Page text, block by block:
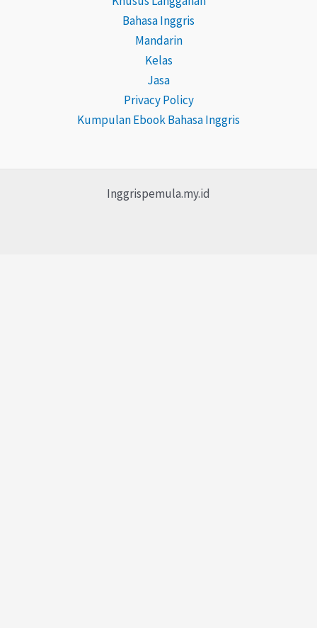
Bahasa Inggris
Mandarin
Kelas
Jasa
Privacy Policy
Kumpulan Ebook Bahasa Inggris
Inggrispemula.my.id